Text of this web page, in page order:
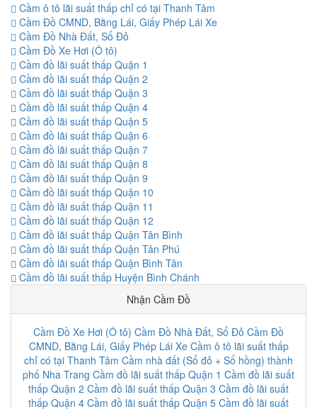
Cầm ô tô lãi suất thấp chỉ có tại Thanh Tâm
Cầm Đồ CMND, Bằng Lái, Giấy Phép Lái Xe
Cầm Đồ Nhà Đất, Sổ Đỏ
Cầm Đồ Xe Hơi (Ô tô)
Cầm đồ lãi suất thấp Quận 1
Cầm đồ lãi suất thấp Quận 2
Cầm đồ lãi suất thấp Quận 3
Cầm đồ lãi suất thấp Quận 4
Cầm đồ lãi suất thấp Quận 5
Cầm đồ lãi suất thấp Quận 6
Cầm đồ lãi suất thấp Quận 7
Cầm đồ lãi suất thấp Quận 8
Cầm đồ lãi suất thấp Quận 9
Cầm đồ lãi suất thấp Quận 10
Cầm đồ lãi suất thấp Quận 11
Cầm đồ lãi suất thấp Quận 12
Cầm đồ lãi suất thấp Quận Tân Bình
Cầm đồ lãi suất thấp Quận Tân Phú
Cầm đồ lãi suất thấp Quận Bình Tân
Cầm đồ lãi suất thấp Huyện Bình Chánh
Nhận Cầm Đồ
Cầm Đồ Xe Hơi (Ô tô) Cầm Đồ Nhà Đất, Sổ Đỏ Cầm Đồ
CMND, Bằng Lái, Giấy Phép Lái Xe Cầm ô tô lãi suất thấp
chỉ có tại Thanh Tâm Cầm nhà đất (Sổ đỏ + Sổ hồng) thành
phố Nha Trang Cầm đồ lãi suất thấp Quận 1 Cầm đồ lãi suất
thấp Quận 2 Cầm đồ lãi suất thấp Quận 3 Cầm đồ lãi suất
thấp Quận 4 Cầm đồ lãi suất thấp Quận 5 Cầm đồ lãi suất